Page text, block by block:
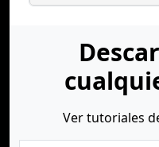
Ver tutoriales